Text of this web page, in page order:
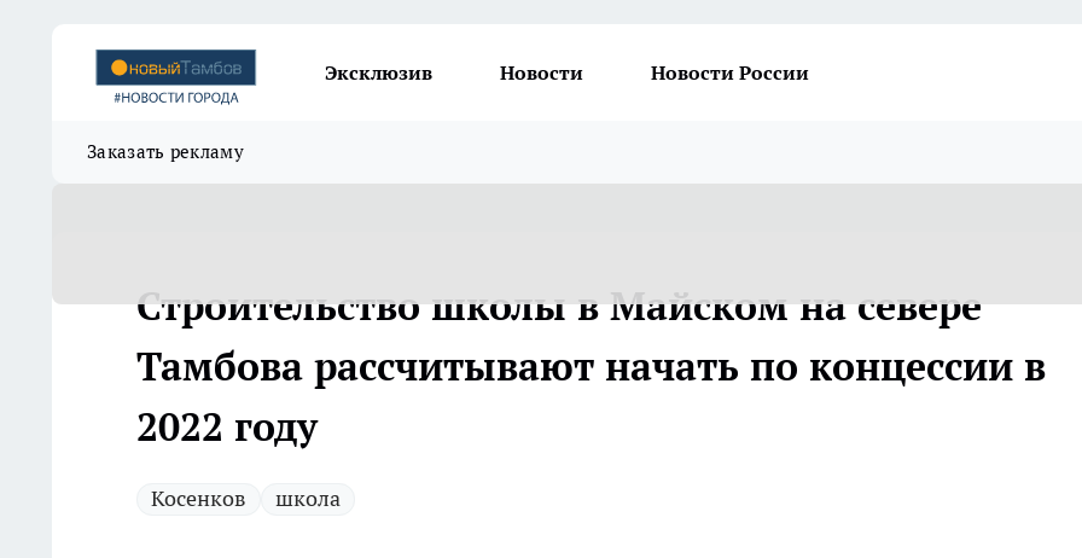
Эксклюзив Новости Новости России
Заказать рекламу
Строительство школы в Майском на севере
Тамбова рассчитывают начать по концессии в
2022 году
Косенков школа